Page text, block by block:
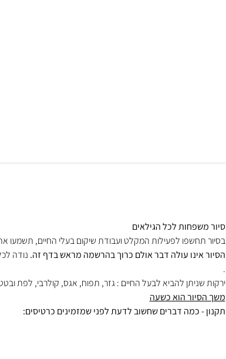
סיור משפחות לכל הגילאים
בסיור תחשפו לפעילות המקלט ועבודת שיקום בעלי החיים, תשמעו
הסיור אינו עולה דבר אולם כרוך בהרשמה מראש בדף זה.
.
ירקות שניתן להביא לבעל החיים : גזר, תפוח, אגס, קולרבי, לפת
משך הסיור הוא כשעה
תקנון - כמה דברים שחשוב לדעת לפני שמזמינים כרטיסים: